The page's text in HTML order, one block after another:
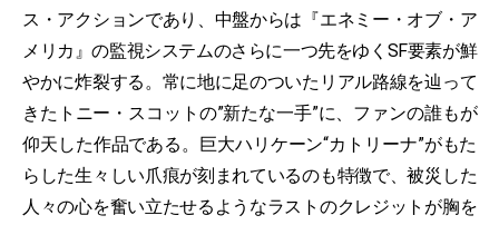
ス・アクションであり、中盤からは『エネミー・オブ・ア
メリカ』の監視システムのさらに一つ先をゆくSF要素が鮮
やかに炸裂する。常に地に足のついたリアル路線を辿って
きたトニー・スコットの”新たな一手”に、ファンの誰もが
仰天した作品である。巨大ハリケーン“カトリーナ”がもた
らした生々しい爪痕が刻まれているのも特徴で、被災した
人々の心を奮い立たせるようなラストのクレジットが胸を